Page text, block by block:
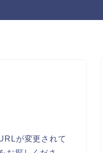
が変更されて